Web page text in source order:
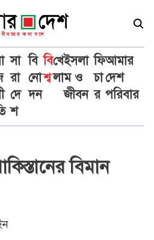
সা
রা
দে
শ
বি
নো
দন
বি
শ্ব
খে
লা
ইসলা
ম ও
জীবন
ফি
চা
র
আমার
দেশ
পরিবার
বিমান